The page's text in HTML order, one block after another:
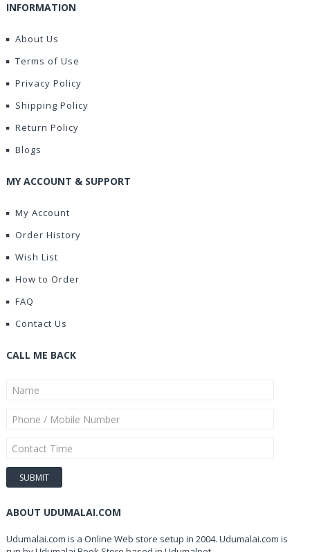
INFORMATION
About Us
Terms of Use
Privacy Policy
Shipping Policy
Return Policy
Blogs
MY ACCOUNT & SUPPORT
My Account
Order History
Wish List
How to Order
FAQ
Contact Us
CALL ME BACK
ABOUT UDUMALAI.COM
Udumalai.com is a Online Web store setup in 2004. Udumalai.com is